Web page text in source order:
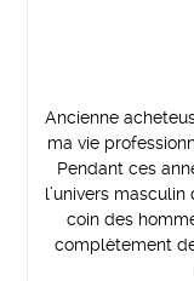
Ancienne
ma vie
Pendant ces
l’univers
coin des
complètement